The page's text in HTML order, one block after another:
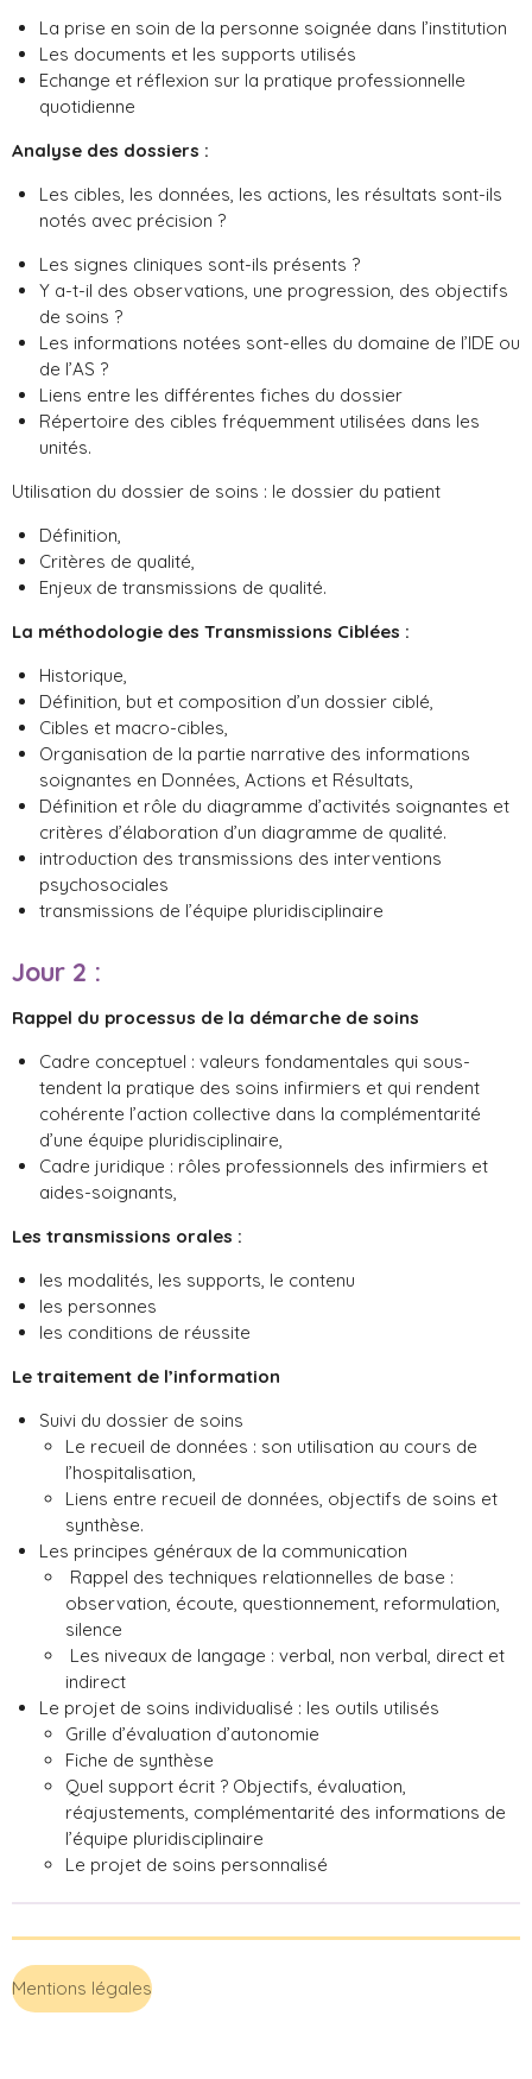
La prise en soin de la personne soignée dans l’institution
Les documents et les supports utilisés
Echange et réflexion sur la pratique professionnelle
quotidienne
Analyse des dossiers :
Les cibles, les données, les actions, les résultats sont-ils
notés avec précision ?
Les signes cliniques sont-ils présents ?
Y a-t-il des observations, une progression, des objectifs
de soins ?
Les informations notées sont-elles du domaine de l’IDE ou
de l’AS ?
Liens entre les différentes fiches du dossier
Répertoire des cibles fréquemment utilisées dans les
unités.
Utilisation du dossier de soins : le dossier du patient
Définition,
Critères de qualité,
Enjeux de transmissions de qualité.
La méthodologie des Transmissions Ciblées :
Historique,
Définition, but et composition d’un dossier ciblé,
Cibles et macro-cibles,
Organisation de la partie narrative des informations
soignantes en Données, Actions et Résultats,
Définition et rôle du diagramme d’activités soignantes et
critères d’élaboration d’un diagramme de qualité.
introduction des transmissions des interventions
psychosociales
transmissions de l’équipe pluridisciplinaire
Jour 2 :
Rappel du processus de la démarche de soins
Cadre conceptuel : valeurs fondamentales qui sous-
tendent la pratique des soins infirmiers et qui rendent
cohérente l’action collective dans la complémentarité
d’une équipe pluridisciplinaire,
Cadre juridique : rôles professionnels des infirmiers et
aides-soignants,
Les transmissions orales :
les modalités, les supports, le contenu
les personnes
les conditions de réussite
Le traitement de l’information
Suivi du dossier de soins
Le recueil de données : son utilisation au cours de
l’hospitalisation,
Liens entre recueil de données, objectifs de soins et
synthèse.
Les principes généraux de la communication
Rappel des techniques relationnelles de base :
observation, écoute, questionnement, reformulation,
silence
Les niveaux de langage : verbal, non verbal, direct et
indirect
Le projet de soins individualisé : les outils utilisés
Grille d’évaluation d’autonomie
Fiche de synthèse
Quel support écrit ? Objectifs, évaluation,
réajustements, complémentarité des informations de
l’équipe pluridisciplinaire
Le projet de soins personnalisé
Mentions légales